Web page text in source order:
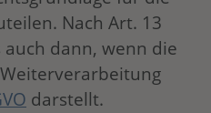
Nach Art. 13
auch dann, wenn die
darstellt.